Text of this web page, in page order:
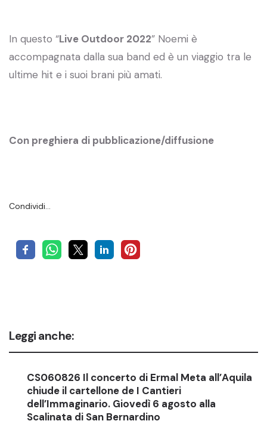
In questo “Live Outdoor 2022” Noemi è
accompagnata dalla sua band ed è un viaggio tra le
ultime hit e i suoi brani più amati.
Con preghiera di pubblicazione/diffusione
Condividi…
Leggi anche:
CS060826 Il concerto di Ermal Meta all’Aquila
chiude il cartellone de I Cantieri
dell’Immaginario. Giovedì 6 agosto alla
Scalinata di San Bernardino